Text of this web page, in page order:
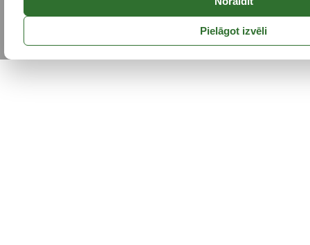
Pielāgot izvēli